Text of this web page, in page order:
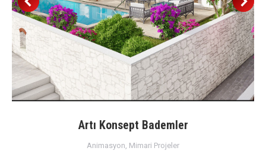
Artı Konsept Bademler
Animasyon, Mimari Projeler